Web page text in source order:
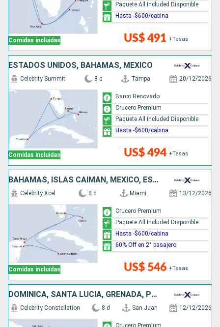
Comidas incluidas US$ 491 +Tasas
Paquete All Included Disponible
Hasta -$600/cabina
ESTADOS UNIDOS, BAHAMAS, MÉXICO
Comidas incluidas
Celebrity Summit 8 d Tampa 20/12/2026
US$ 494 +Tasas
Barco Renovado
Crucero Premium
Paquete All Included Disponible
Hasta -$600/cabina
BAHAMAS, ISLAS CAIMÁN, MÉXICO, ESTADOS UNIDOS
Comidas incluidas
Celebrity Xcel 8 d Miami 13/12/2026
US$ 546 +Tasas
Crucero Premium
Paquete All Included Disponible
Hasta -$600/cabina
60% Off en 2° pasajero
DOMINICA, SANTA LUCIA, GRENADA, PUERTO RICO
Celebrity Constellation 8 d San Juan 12/12/2026
Crucero Premium